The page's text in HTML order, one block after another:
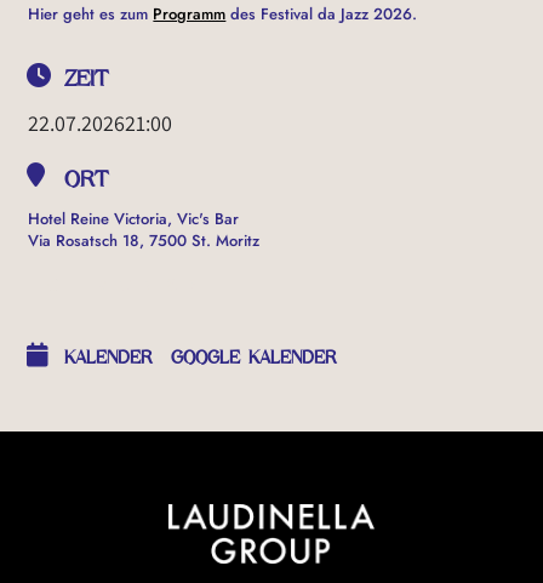
Hier geht es zum Programm des Festival da Jazz 2026.
ZEIT
22.07.202621:00
ORT
Hotel Reine Victoria, Vic's Bar
Via Rosatsch 18, 7500 St. Moritz
KALENDER GOOGLE KALENDER